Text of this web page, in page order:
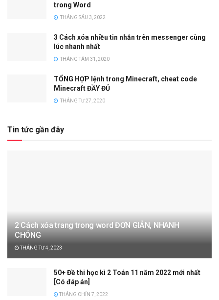
trong Word
THÁNG SÁU 3, 2022
3 Cách xóa nhiều tin nhắn trên messenger cùng
lúc nhanh nhất
THÁNG TÁM 31, 2020
TỔNG HỢP lệnh trong Minecraft, cheat code
Minecraft ĐẦY ĐỦ
THÁNG TƯ 27, 2020
Tin tức gần đây
2 Cách xóa trang trong word ĐƠN GIẢN, NHANH
CHÓNG
THÁNG TƯ 4, 2023
50+ Đề thi học kì 2 Toán 11 năm 2022 mới nhất
[Có đáp án]
THÁNG CHÍN 7, 2022